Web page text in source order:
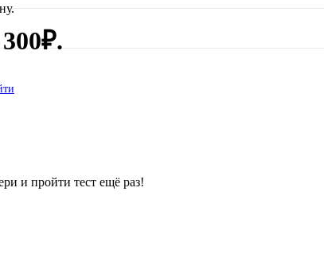
и пройти тест ещё раз!